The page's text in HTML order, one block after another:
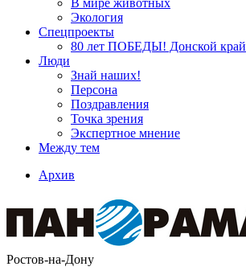
В мире животных
Экология
Спецпроекты
80 лет ПОБЕДЫ! Донской край
Люди
Знай наших!
Персона
Поздравления
Точка зрения
Экспертное мнение
Между тем
Архив
Ростов-на-Дону